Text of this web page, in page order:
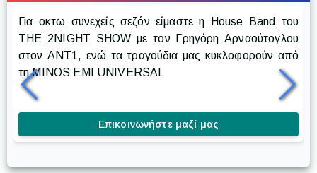
Για οκτω συνεχείς σεζόν είμαστε η House Band του
THE 2NIGHT SHOW με τον Γρηγόρη Αρναούτογλου
στον ANT1, ενώ τα τραγούδια μας κυκλοφορούν από
τη MINOS EMI UNIVERSAL
Επικοινωνήστε μαζί μας